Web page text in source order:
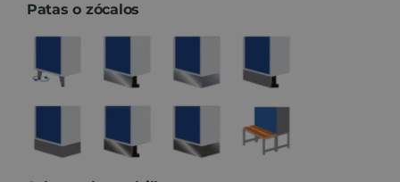
Patas o zócalos